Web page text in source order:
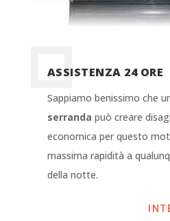
ASSISTENZA 24 ORE
Sappiamo benissimo che
serranda può creare
economica per questo
massima rapidità a
della notte.